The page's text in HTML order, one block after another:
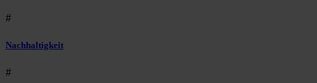
#
Nachhaltigkeit
#